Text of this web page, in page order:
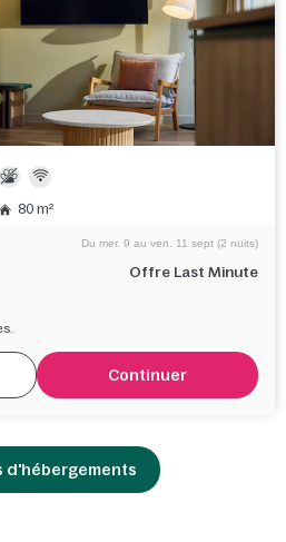
80 m²
Offre Last Minute
Du mer. 9 au ven. 11 sept (2 nuits)
Continuer
d'hébergements